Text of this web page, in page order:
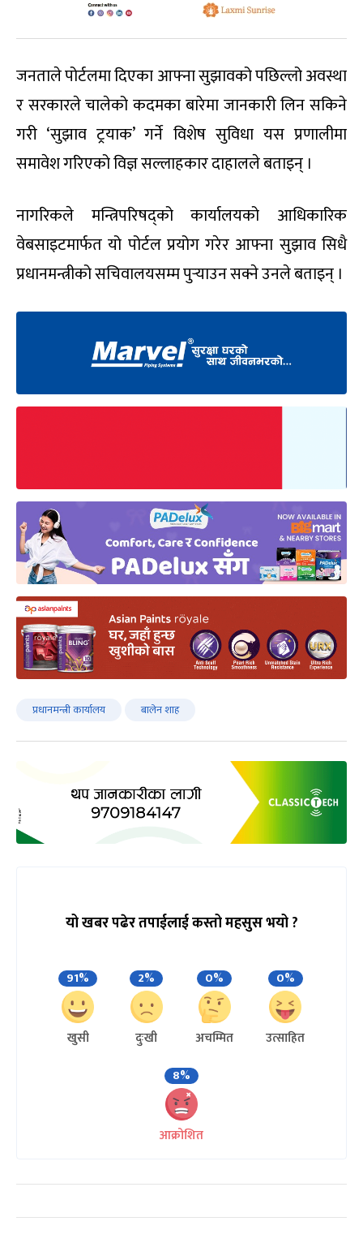
जनताले पोर्टलमा दिएका आफ्ना सुझावको पछिल्लो अवस्था
र सरकारले चालेको कदमका बारेमा जानकारी लिन सकिने
गरी ‘सुझाव ट्रयाक’ गर्ने विशेष सुविधा यस प्रणालीमा
समावेश गरिएको विज्ञ सल्लाहकार दाहालले बताइन् ।
नागरिकले मन्त्रिपरिषद्को कार्यालयको आधिकारिक
वेबसाइटमार्फत यो पोर्टल प्रयोग गरेर आफ्ना सुझाव सिधै
प्रधानमन्त्रीको सचिवालयसम्म पुर्‍याउन सक्ने उनले बताइन् ।
प्रधानमन्त्री कार्यालय बालेन शाह
यो खबर पढेर तपाईलाई कस्तो महसुस भयो ?
91%
खुसी
2%
दुःखी
0%
अचम्मित
0%
उत्साहित
8%
आक्रोशित